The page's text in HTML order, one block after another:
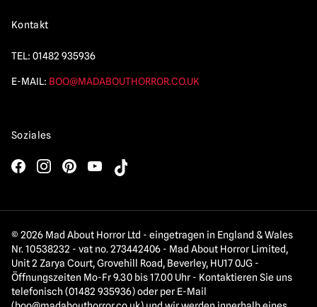
Kontakt
TEL: 01482 935936
E-MAIL: BOO@MADABOUTHORROR.CO.UK
Soziales
© 2026 Mad About Horror Ltd - eingetragen in England & Wales
Nr. 10538232 - vat no. 273442406 - Mad About Horror Limited,
Unit 2 Zarya Court, Grovehill Road, Beverley, HU17 0JG -
Öffnungszeiten Mo-Fr 9.30 bis 17.00 Uhr - Kontaktieren Sie uns
telefonisch (01482 935936) oder per E-Mail